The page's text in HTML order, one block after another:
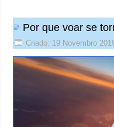
Por que voar se
Criado: 19 Novembro